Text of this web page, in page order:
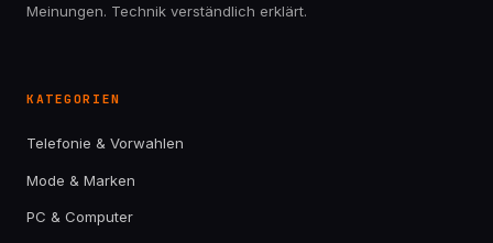
Meinungen. Technik verständlich erklärt.
KATEGORIEN
Telefonie & Vorwahlen
Mode & Marken
PC & Computer